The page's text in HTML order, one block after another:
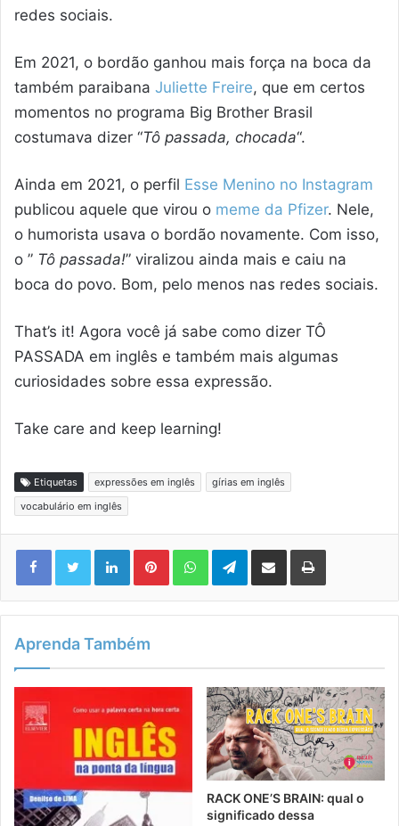
redes sociais.
Em 2021, o bordão ganhou mais força na boca da
também paraibana Juliette Freire, que em certos
momentos no programa Big Brother Brasil
costumava dizer “Tô passada, chocada“.
Ainda em 2021, o perfil Esse Menino no Instagram
publicou aquele que virou o meme da Pfizer. Nele,
o humorista usava o bordão novamente. Com isso,
o ” Tô passada!” viralizou ainda mais e caiu na
boca do povo. Bom, pelo menos nas redes sociais.
That’s it! Agora você já sabe como dizer TÔ
PASSADA em inglês e também mais algumas
curiosidades sobre essa expressão.
Take care and keep learning!
Etiquetas expressões em inglês
gírias em inglês
vocabulário em inglês
LinkedinPinterestWhatsAppTelegram
Compartilhar via e-mail Imprimir
Aprenda Também
RACK ONE’S BRAIN: qual o
significado dessa